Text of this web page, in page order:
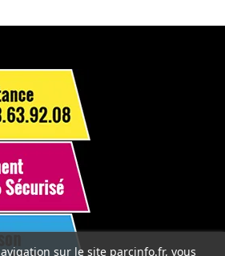
sur le site parcinfo.fr, vous